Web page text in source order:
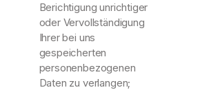
Berichtigung unrichtiger
oder Vervollständigung
Ihrer bei uns
gespeicherten
personenbezogenen
Daten zu verlangen;